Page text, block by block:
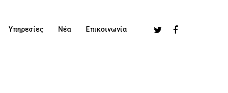
Υπηρεσίες Νέα Επικοινωνία